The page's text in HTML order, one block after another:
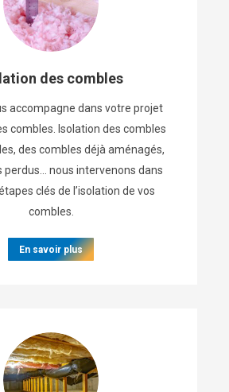
des combles
accompagne dans votre projet
combles. Isolation des combles
des combles déjà aménagés,
perdus… nous intervenons dans
clés de l’isolation de vos
combles.
En savoir plus